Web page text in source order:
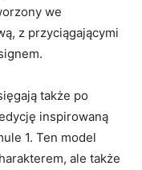
we
z przyciągającymi
także⁣ po
inspirowaną
1. ⁤Ten​ model‌
ale także